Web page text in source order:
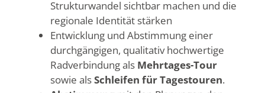
Strukturwandel sichtbar machen und die
regionale Identität stärken
Entwicklung und Abstimmung einer
durchgängigen, qualitativ hochwertige
Radverbindung als Mehrtages-Tour
sowie alsSchleifen für Tagestouren.